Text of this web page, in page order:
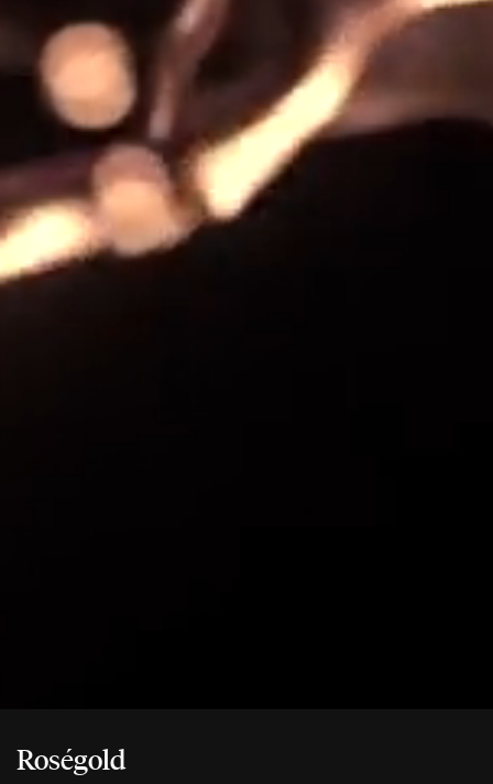
Roségold